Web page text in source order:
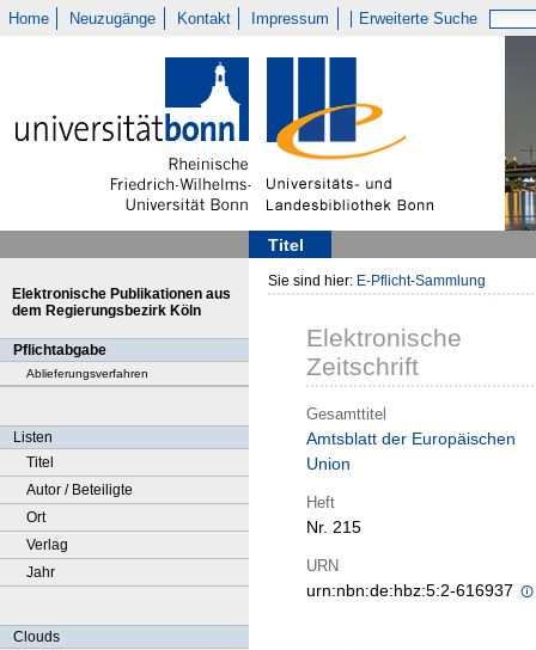
Home Neuzugänge Kontakt Impressum Erweiterte Suche
Titel
Elektronische Publikationen aus
dem Regierungsbezirk Köln
Pflichtabgabe
Ablieferungsverfahren
Listen
Titel
Autor / Beteiligte
Ort
Verlag
Jahr
Clouds
Sie sind hier: E-Pflicht-Sammlung
Elektronische
Zeitschrift
Gesamttitel
Amtsblatt der Europäischen
Union
Heft
Nr. 215
URN
urn:nbn:de:hbz:5:2-616937